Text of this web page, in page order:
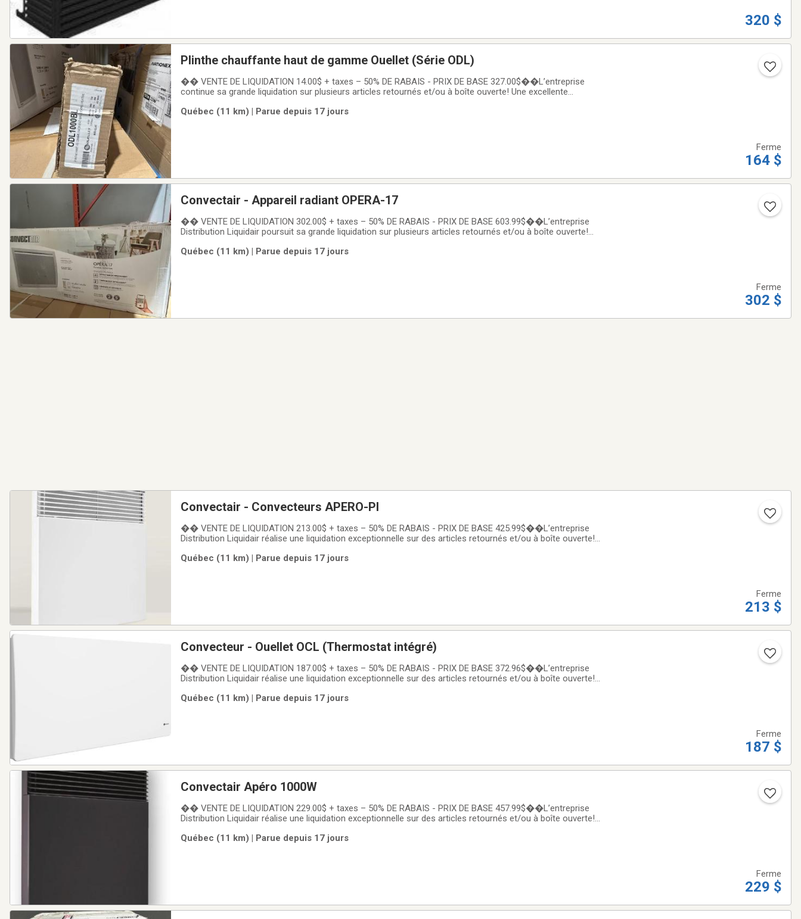
320 $
Plinthe chauffante haut de gamme Ouellet (Série ODL)
�� VENTE DE LIQUIDATION 14.00$ + taxes – 50% DE RABAIS - PRIX DE BASE 327.00$��L’entreprise
continue sa grande liquidation sur plusieurs articles retournés et/ou à boîte ouverte! Une excellente
1000W�� Plinthe chauffante haut de gamme�� Puissance
Québec (11 km) | Parue depuis 17 jours
Ferme
164 $
Convectair - Appareil radiant OPERA-17
�� VENTE DE LIQUIDATION 302.00$ + taxes – 50% DE RABAIS - PRIX DE BASE 603.99$��L’entreprise
Distribution Liquidair poursuit sa grande liquidation sur plusieurs articles retournés et/ou à boîte ouverte!
DISPONIBLE :�� Appareil radiant mural
Québec (11 km) | Parue depuis 17 jours
Ferme
302 $
Convectair - Convecteurs APERO-PI
�� VENTE DE LIQUIDATION 213.00$ + taxes – 50% DE RABAIS - PRIX DE BASE 425.99$��L’entreprise
Distribution Liquidair réalise une liquidation exceptionnelle sur des articles retournés et/ou à boîte ouverte!✨
Convectair dans un format mural compact,
Québec (11 km) | Parue depuis 17 jours
Ferme
213 $
Convecteur - Ouellet OCL (Thermostat intégré)
�� VENTE DE LIQUIDATION 187.00$ + taxes – 50% DE RABAIS - PRIX DE BASE 372.96$��L’entreprise
Distribution Liquidair réalise une liquidation exceptionnelle sur des articles retournés et/ou à boîte ouverte!✨
1000BL-TH offre une chaleur douce, uniforme
Québec (11 km) | Parue depuis 17 jours
Ferme
187 $
Convectair Apéro 1000W
�� VENTE DE LIQUIDATION 229.00$ + taxes – 50% DE RABAIS - PRIX DE BASE 457.99$��L’entreprise
Distribution Liquidair réalise une liquidation exceptionnelle sur des articles retournés et/ou à boîte ouverte!✨
fiable, silencieux et uniforme, idéal pour les
Québec (11 km) | Parue depuis 17 jours
Ferme
229 $